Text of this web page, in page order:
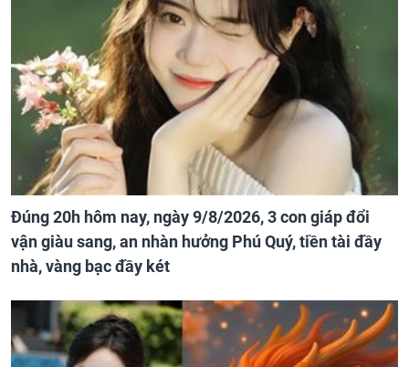
Đúng 20h hôm nay, ngày 9/8/2026, 3 con giáp đổi
vận giàu sang, an nhàn hưởng Phú Quý, tiền tài đầy
nhà, vàng bạc đầy két